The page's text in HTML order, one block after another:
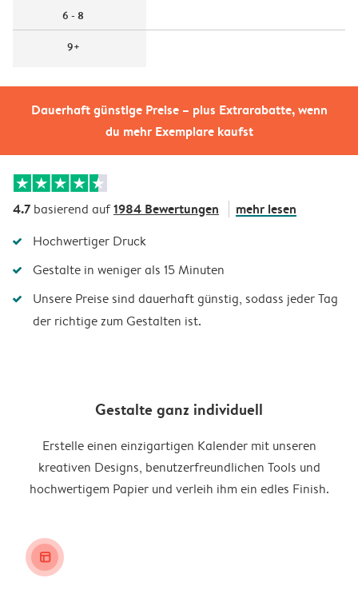
Dauerhaft günstige Preise – plus Extrarabatte, wenn
du mehr Exemplare kaufst
6 - 8
9+
4.7 basierend auf1984 Bewertungen mehr lesen
Hochwertiger Druck
Gestalte in weniger als 15 Minuten
Unsere Preise sind dauerhaft günstig, sodass jeder Tag
der richtige zum Gestalten ist.
Gestalte ganz individuell
Erstelle einen einzigartigen Kalender mit unseren
kreativen Designs, benutzerfreundlichen Tools und
hochwertigem Papier und verleih ihm ein edles Finish.
layout_alt